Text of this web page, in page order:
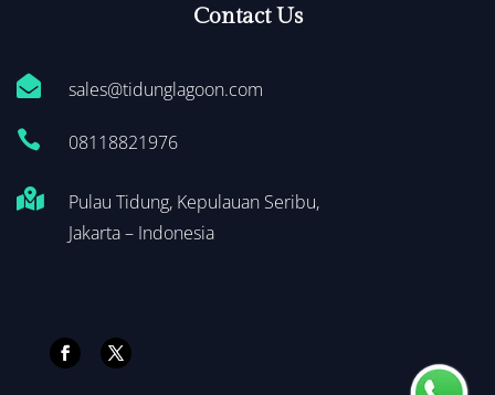
Contact Us
 sales@tidunglagoon.com
 08118821976

Pulau Tidung, Kepulauan Seribu,
Jakarta – Indonesia